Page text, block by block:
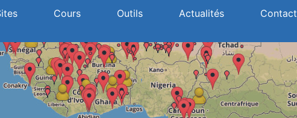
Cours Outils Actualités Contact